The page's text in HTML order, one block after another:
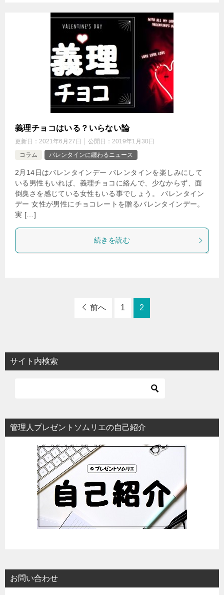
義理チョコはいる？いらない論
更新日： 2021年6月27日 公開日： 2019年1月30日
コラム
バレンタインに纏わるニュース
2月14日はバレンタインデー バレンタインを楽しみにして
いる男性もいれば、義理チョコに絡んで、少なからず、面
倒臭さを感じている女性もいる事でしょう。 バレンタイン
デー 女性が男性にチョコレートを贈るバレンタインデー。
実 […]
続きを読む
前へ 1 2
サイト内検索
管理人プレゼントソムリエの自己紹介
お問い合わせ